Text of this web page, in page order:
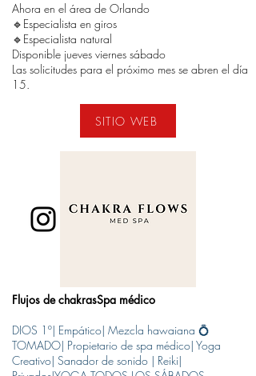
Ahora en el área de Orlando
🔹️Especialista en giros
🔹️Especialista natural
Disponible jueves viernes sábado
Las solicitudes para el próximo mes se abren el día
15.
SITIO WEB
Flujos de chakras​Spa médico
DIOS 1º| Empático| Mezcla hawaiana 💍
TOMADO| Propietario de spa médico| Yoga
Creativo| Sanador de sonido | Reiki|